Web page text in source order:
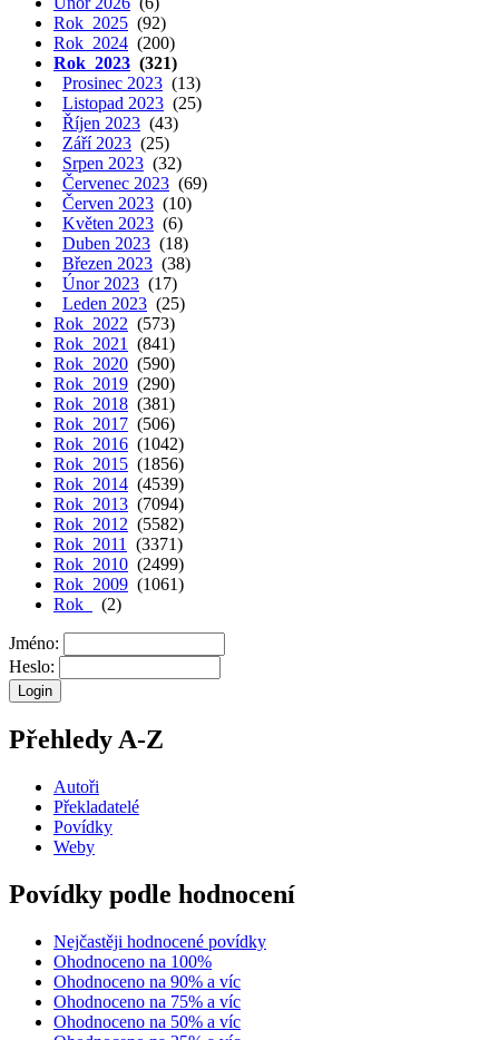
Rok 2025 (92)
Rok 2024 (200)
Rok 2023 (321)
Prosinec 2023 (13)
Listopad 2023 (25)
Říjen 2023 (43)
Září 2023 (25)
Srpen 2023 (32)
Červenec 2023 (69)
Červen 2023 (10)
Květen 2023 (6)
Duben 2023 (18)
Březen 2023 (38)
Únor 2023 (17)
Leden 2023 (25)
Rok 2022 (573)
Rok 2021
(841)
Rok 2020 (590)
Rok 2019 (290)
Rok 2018 (381)
Rok 2017 (506)
Rok 2016 (1042)
Rok 2015 (1856)
Rok 2014 (4539)
Rok 2013 (7094)
Rok 2012 (5582)
Rok 2011
(3371)
Rok 2010 (2499)
Rok 2009 (1061)
Rok
(2)
Jméno:
Heslo:
Přehledy A-Z
Autoři
Překladatelé
Povídky
Weby
Povídky podle hodnocení
Nejčastěji hodnocené povídky
Ohodnoceno na 100%
Ohodnoceno na 90% a víc
Ohodnoceno na 75% a víc
Ohodnoceno na 50% a víc